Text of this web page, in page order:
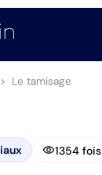
Le tamisage
visibility1354 fois